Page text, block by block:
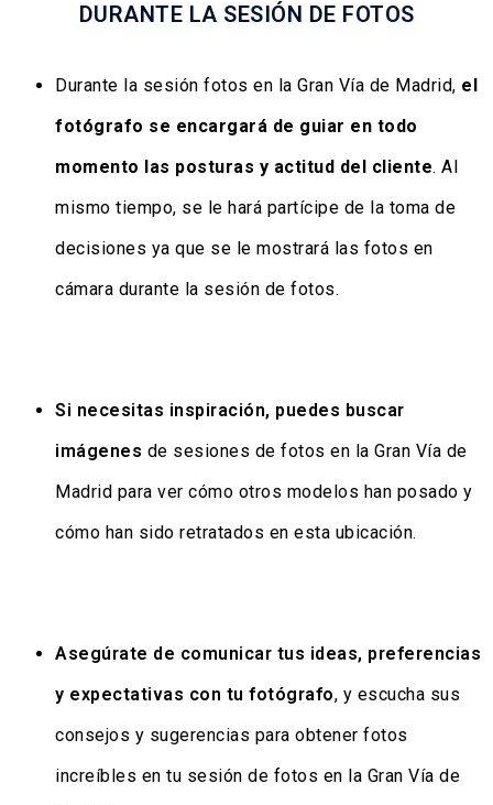
DURANTE LA SESIÓN DE FOTOS
Durante la sesión fotos en la Gran Vía de Madrid, el
fotógrafo se encargará de guiar en todo
momento las posturas y actitud del cliente. Al
mismo tiempo, se le hará partícipe de la toma de
decisiones ya que se le mostrará las fotos en
cámara durante la sesión de fotos.
Si necesitas inspiración, puedes buscar
imágenes de sesiones de fotos en la Gran Vía de
Madrid para ver cómo otros modelos han posado y
cómo han sido retratados en esta ubicación.
Asegúrate de comunicar tus ideas, preferencias
y expectativas con tu fotógrafo, y escucha sus
consejos y sugerencias para obtener fotos
increíbles en tu sesión de fotos en la Gran Vía de